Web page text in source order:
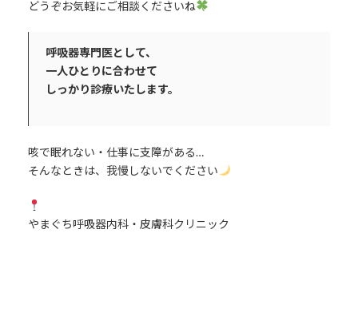
どうぞお気軽にご相談くださいね
呼吸器専門医として、
一人ひとりに合わせて
しっかり診療いたします。
咳で眠れない・仕事に支障がある…
そんなときは、我慢しないでください
やまぐち呼吸器内科・皮膚科クリニック